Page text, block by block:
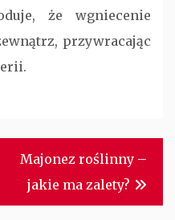
że wgniecenie
przywracając
Majonez roślinny –
jakie ma zalety?